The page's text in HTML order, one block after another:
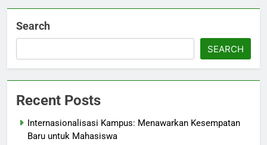
Search
SEARCH
Recent Posts
Internasionalisasi Kampus: Menawarkan Kesempatan
Baru untuk Mahasiswa